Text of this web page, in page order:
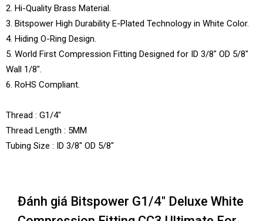
2. Hi-Quality Brass Material.
3. Bitspower High Durability E-Plated Technology in White Color.
4. Hiding O-Ring Design.
5. World First Compression Fitting Designed for ID 3/8" OD 5/8"
Wall 1/8".
6. RoHS Compliant.
Thread : G1/4"
Thread Length : 5MM
Tubing Size : ID 3/8" OD 5/8"
Đánh giá Bitspower G1/4" Deluxe White